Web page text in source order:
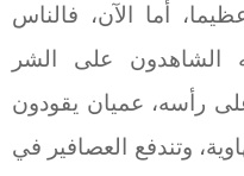
أما الآن، فالناس
الشاهدون على الشر
رأسه، عميان يقودون
وتندفع العصافير في